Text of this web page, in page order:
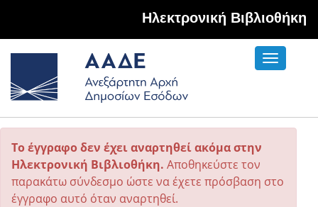
Hλεκτρονική Βιβλιοθήκη
Toggle
Το έγγραφο δεν έχει αναρτηθεί ακόμα στην
Ηλεκτρονική Βιβλιοθήκη. Αποθηκεύστε τον
παρακάτω σύνδεσμο ώστε να έχετε πρόσβαση στο
έγγραφο αυτό όταν αναρτηθεί.